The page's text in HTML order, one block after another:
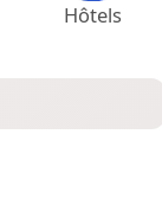
Hôtels